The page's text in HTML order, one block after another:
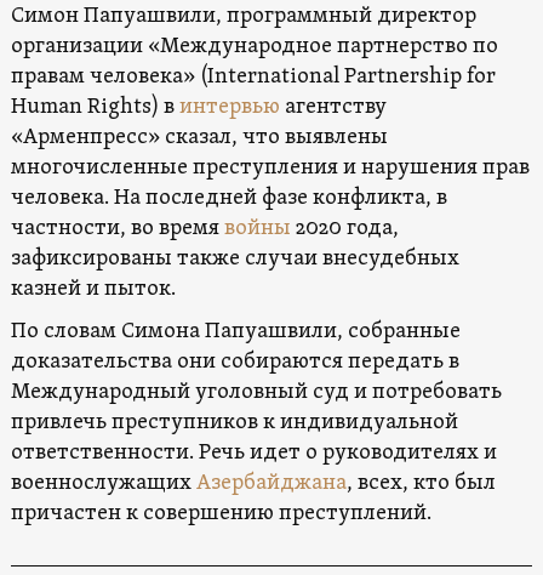
Симон Папуашвили, программный директор
организации «Международное партнерство по
правам человека» (International Partnership for
Human Rights) винтервью агентству
«Арменпресс» сказал, что выявлены
многочисленные преступления и нарушения прав
человека. На последней фазе конфликта, в
частности, во времявойны 2020 года,
зафиксированы также случаи внесудебных
казней и пыток.
По словам Симона Папуашвили, собранные
доказательства они собираются передать в
Международный уголовный суд и потребовать
привлечь преступников к индивидуальной
ответственности. Речь идет о руководителях и
военнослужащихАзербайджана, всех, кто был
причастен к совершению преступлений.